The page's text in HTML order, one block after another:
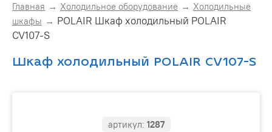
Главная Холодильное оборудование
Холодильные
шкафы
POLAIR Шкаф холодильный POLAIR
CV107-S
Шкаф холодильный POLAIR CV107-S
артикул: 1287